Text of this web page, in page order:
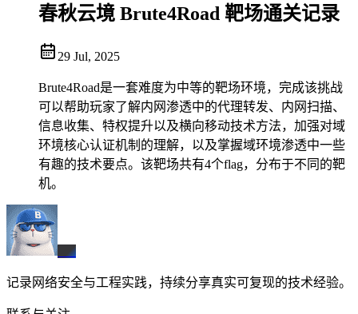
春秋云境 Brute4Road 靶场通关记录
29 Jul, 2025
Brute4Road是一套难度为中等的靶场环境，完成该挑战
可以帮助玩家了解内网渗透中的代理转发、内网扫描、
信息收集、特权提升以及横向移动技术方法，加强对域
环境核心认证机制的理解，以及掌握域环境渗透中一些
有趣的技术要点。该靶场共有4个flag，分布于不同的靶
机。
BX
记录网络安全与工程实践，持续分享真实可复现的技术经验。